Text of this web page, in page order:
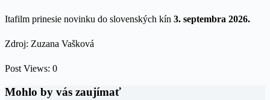
Itafilm prinesie novinku do slovenských kín 3. septembra 2026.
Zdroj: Zuzana Vašková
Post Views: 0
Mohlo by vás zaujímať